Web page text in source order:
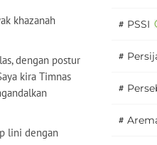
khazanah
dengan postur
kira Timnas
lini dengan
# PSSI
#
#
#